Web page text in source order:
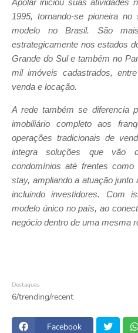
Apolar iniciou suas atividades
1995, tornando-se pioneira
modelo no Brasil. São
estrategicamente nos estados
Grande do Sul e também no
mil imóveis cadastrados,
venda e locação.
A rede também se diferencia
imobiliário completo aos
operações tradicionais de
integra soluções que vão
condomínios até frentes
stay, ampliando a atuação junto
incluindo investidores. Com
modelo único no país, ao
negócio dentro de uma mesma
Destaques
6/trending/recent
Facebook